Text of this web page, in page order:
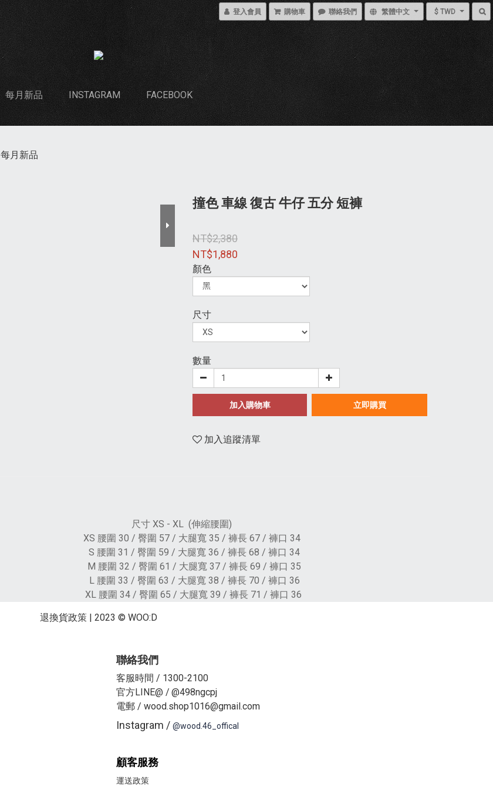
登入會員 購物車 聯絡我們 繁體中文 $ TWD
每月新品 INSTAGRAM FACEBOOK
每月新品
撞色 車線 復古 牛仔 五分 短褲
NT$2,380
NT$1,880
顏色
尺寸
數量
加入購物車 立即購買
加入追蹤清單
尺寸 XS - XL (伸縮腰圍)
XS 腰圍 30 / 臀圍 57 / 大腿寬 35 / 褲長 67 / 褲口 34
S 腰圍 31 / 臀圍 59 / 大腿寬 36 / 褲長 68 / 褲口 34
M 腰圍 32 / 臀圍 61 / 大腿寬 37 / 褲長 69 / 褲口 35
L 腰圍 33 / 臀圍 63 / 大腿寬 38 / 褲長 70 / 褲口 36
XL 腰圍 34 / 臀圍 65 / 大腿寬 39 / 褲長 71 / 褲口 36
退換貨政策 | 2023 © WOO:D
聯絡我們
客服時間 / 1300-2100
官方LINE@ / @498ngcpj
電郵 / wood.shop1016@gmail.com
Instagram / @wood.46_offical
顧客服務
運送政策